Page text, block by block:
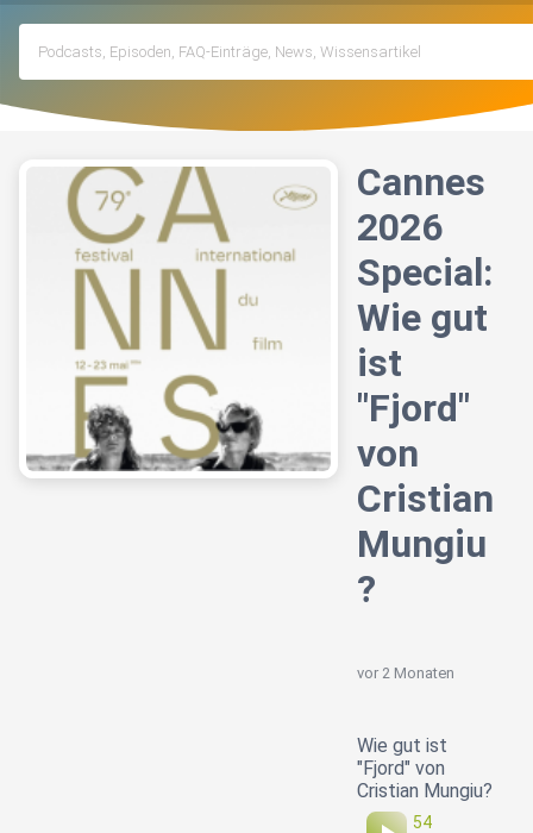
Cannes
2026
Special:
Wie gut
ist
"Fjord"
von
Cristian
Mungiu
?
vor 2 Monaten
Wie gut ist
"Fjord" von
Cristian Mungiu?
54